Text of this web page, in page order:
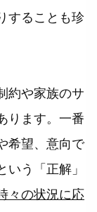
することも珍
約や家族のサ
ります。一番
希望、意向で
う「正解」
々の状況に応